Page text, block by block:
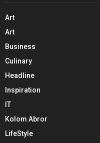
Art
Art
Business
Culinary
Headline
Inspiration
IT
Kolom Abror
LifeStyle